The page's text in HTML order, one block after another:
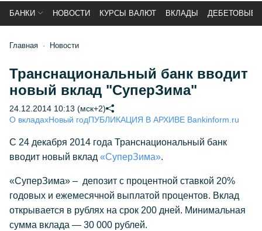
БАНКИ НОВОСТИ КУРСЫ ВАЛЮТ ВКЛАДЫ ДЕБЕТОВЫЕ
Главная Новости
Транснациональный банк вводит
новый вклад "СуперЗима"
24.12.2014 10:13 (мск+2)
О вкладахНовый годПУБЛИКАЦИЯ В АРХИВЕ Bankinform.ru
С 24 декабря 2014 года Транснациональный банк
вводит новый вклад «СуперЗима».
«СуперЗима» – депозит с процентной ставкой 20%
годовых и ежемесячной выплатой процентов. Вклад
открывается в рублях на срок 200 дней. Минимальная
сумма вклада — 30 000 рублей.